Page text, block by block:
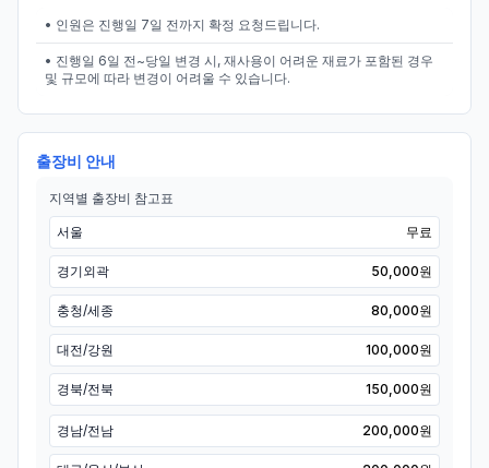
• 인원은 진행일 7일 전까지 확정 요청드립니다.
• 진행일 6일 전~당일 변경 시, 재사용이 어려운 재료가 포함된 경우
및 규모에 따라 변경이 어려울 수 있습니다.
출장비 안내
지역별 출장비 참고표
서울 무료
경기외곽 50,000원
충청/세종 80,000원
대전/강원 100,000원
경북/전북 150,000원
경남/전남 200,000원